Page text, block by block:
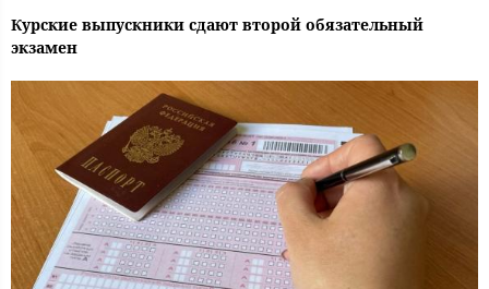
Курские выпускники сдают второй обязательный
экзамен